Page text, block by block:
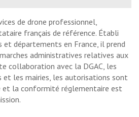
de drone professionnel,
français de référence. Établi
départements en France, il prend
administratives relatives aux
collaboration avec la DGAC, les
et les mairies, les autorisations sont
et la conformité réglementaire est